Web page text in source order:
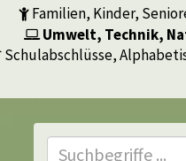
Familien, Kinder,
Umwelt, Technik,
Schulabschlüsse,